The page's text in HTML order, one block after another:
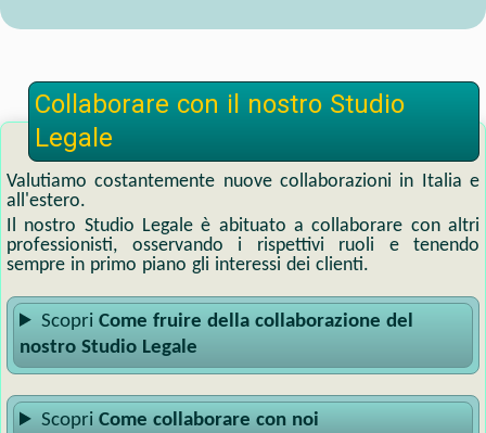
Collaborare con il nostro Studio
Legale
Valutiamo costantemente nuove collaborazioni in Italia e
all'estero.
Il nostro Studio Legale è abituato a collaborare con altri
professionisti, osservando i rispettivi ruoli e tenendo
sempre in primo piano gli interessi dei clienti.
ScopriCome fruire della collaborazione del
nostro Studio Legale
ScopriCome collaborare con noi